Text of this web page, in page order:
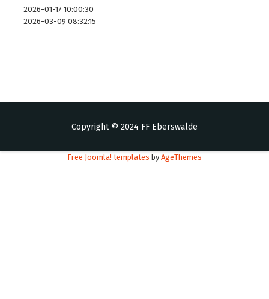
2026-01-17 10:00:30
2026-03-09 08:32:15
Copyright © 2024 FF Eberswalde
Free Joomla! templates by AgeThemes